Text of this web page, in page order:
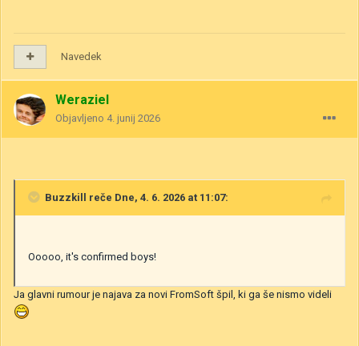
Navedek
Weraziel
Objavljeno 4. junij 2026
Buzzkill reče Dne, 4. 6. 2026 at 11:07:
Ooooo, it's confirmed boys!
Ja glavni rumour je najava za novi FromSoft špil, ki ga še nismo videli